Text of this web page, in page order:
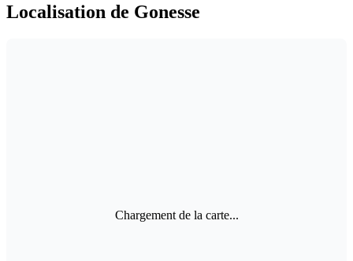
Localisation de Gonesse
Chargement de la carte...